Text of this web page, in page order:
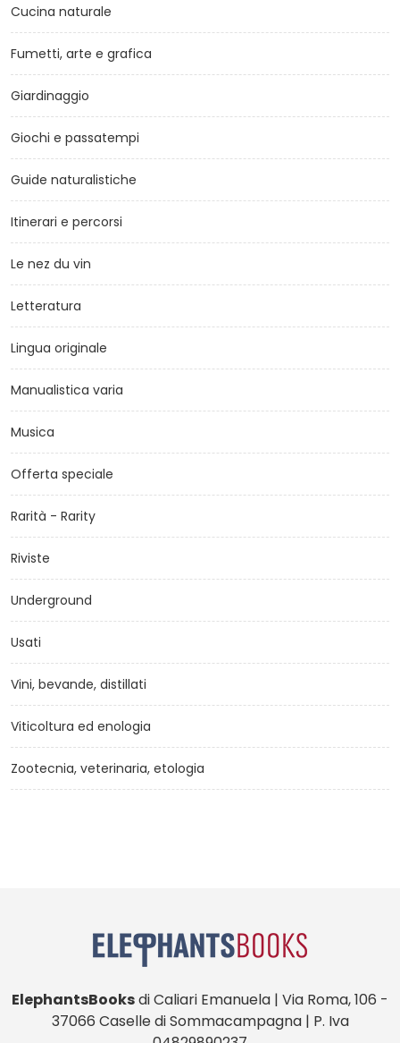
Cucina naturale
Fumetti, arte e grafica
Giardinaggio
Giochi e passatempi
Guide naturalistiche
Itinerari e percorsi
Le nez du vin
Letteratura
Lingua originale
Manualistica varia
Musica
Offerta speciale
Rarità - Rarity
Riviste
Underground
Usati
Vini, bevande, distillati
Viticoltura ed enologia
Zootecnia, veterinaria, etologia
ElephantsBooksdi Caliari Emanuela | Via Roma, 106 -
37066 Caselle di Sommacampagna | P. Iva